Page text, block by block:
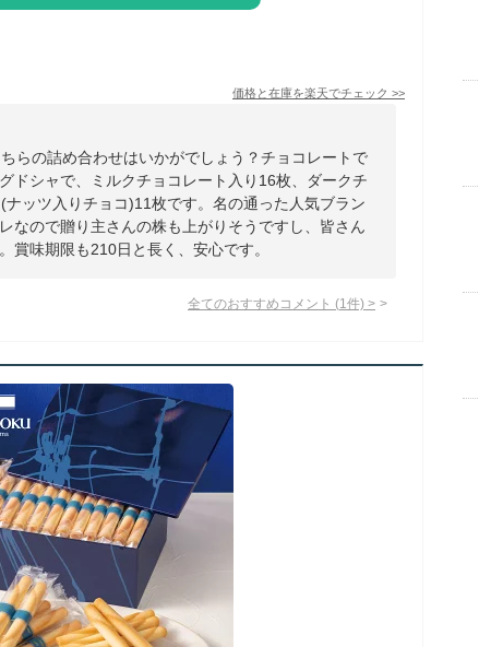
価格と在庫を楽天でチェック >>
らの詰め合わせはいかがでしょう？チョコレートで
ドシャで、ミルクチョコレート入り16枚、ダークチ
ッツ入りチョコ)11枚です。名の通った人気ブラン
なので贈り主さんの株も上がりそうですし、皆さん
賞味期限も210日と長く、安心です。
全てのおすすめコメント (1 件) >